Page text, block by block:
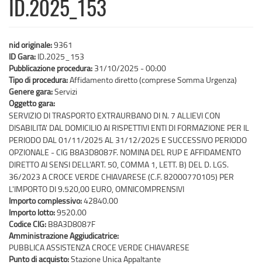
ID.2025_153
nid originale:9361
ID Gara: ID.2025_153
Pubblicazione procedura: 31/10/2025 - 00:00
Tipo di procedura:Affidamento diretto (comprese Somma Urgenza)
Genere gara:Servizi
Oggetto gara:
SERVIZIO DI TRASPORTO EXTRAURBANO DI N. 7 ALLIEVI CON
DISABILITA' DAL DOMICILIO AI RISPETTIVI ENTI DI FORMAZIONE PER IL
PERIODO DAL 01/11/2025 AL 31/12/2025 E SUCCESSIVO PERIODO
OPZIONALE - CIG B8A3D8087F. NOMINA DEL RUP E AFFIDAMENTO
DIRETTO AI SENSI DELL'ART. 50, COMMA 1, LETT. B) DEL D. LGS.
36/2023 A CROCE VERDE CHIAVARESE (C.F. 82000770105) PER
L'IMPORTO DI 9.520,00 EURO, OMNICOMPRENSIVI
Importo complessivo:42840.00
Importo lotto:9520.00
Codice CIG: B8A3D8087F
Amministrazione Aggiudicatrice:
PUBBLICA ASSISTENZA CROCE VERDE CHIAVARESE
Punto di acquisto:Stazione Unica Appaltante